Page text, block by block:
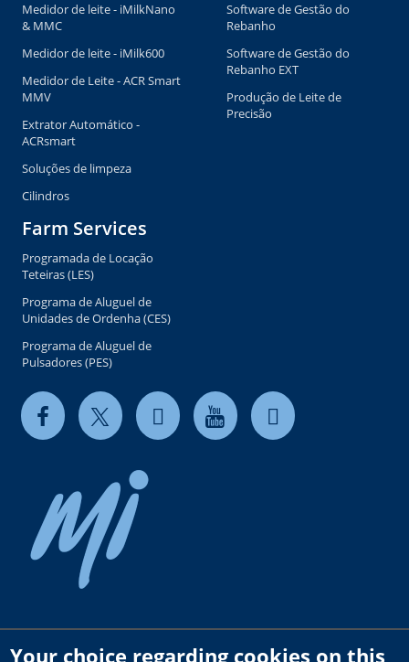
Medidor de leite - iMilkNano
& MMC
Medidor de leite - iMilk600
Medidor de Leite - ACR Smart
MMV
Extrator Automático -
ACRsmart
Soluções de limpeza
Cilindros
Software de Gestão do
Rebanho
Software de Gestão do
Rebanho EXT
Produção de Leite de
Precisão
Farm Services
Programada de Locação
Teteiras (LES)
Programa de Aluguel de
Unidades de Ordenha (CES)
Programa de Aluguel de
Pulsadores (PES)
Copyright © 2026 milkrite | InterPuls. All rights reserved.
Your choice regarding cookies on this